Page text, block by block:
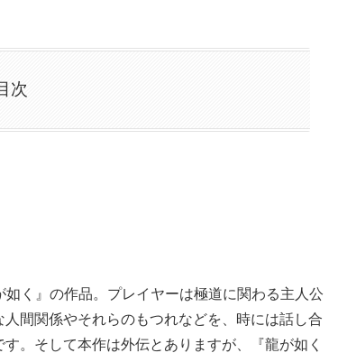
次
く』の作品。プレイヤーは極道に関わる主人公
間関係やそれらのもつれなどを、時には話し合
。そして本作は外伝とありますが、『龍が如く